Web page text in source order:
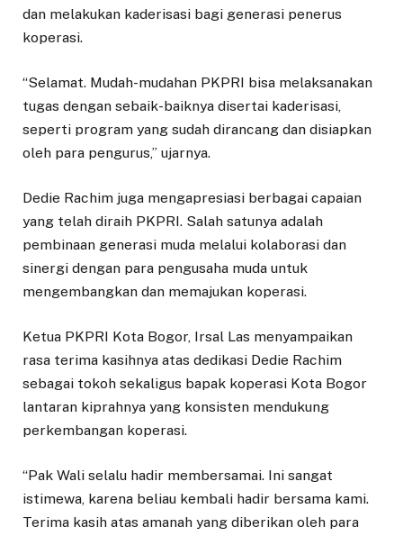
dan melakukan kaderisasi bagi generasi penerus
koperasi.
“Selamat. Mudah-mudahan PKPRI bisa melaksanakan
tugas dengan sebaik-baiknya disertai kaderisasi,
seperti program yang sudah dirancang dan disiapkan
oleh para pengurus,” ujarnya.
Dedie Rachim juga mengapresiasi berbagai capaian
yang telah diraih PKPRI. Salah satunya adalah
pembinaan generasi muda melalui kolaborasi dan
sinergi dengan para pengusaha muda untuk
mengembangkan dan memajukan koperasi.
Ketua PKPRI Kota Bogor, Irsal Las menyampaikan
rasa terima kasihnya atas dedikasi Dedie Rachim
sebagai tokoh sekaligus bapak koperasi Kota Bogor
lantaran kiprahnya yang konsisten mendukung
perkembangan koperasi.
“Pak Wali selalu hadir membersamai. Ini sangat
istimewa, karena beliau kembali hadir bersama kami.
Terima kasih atas amanah yang diberikan oleh para